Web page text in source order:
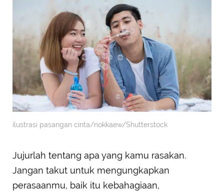
ilustrasi pasangan cinta/nokkaew/Shutterstock
Jujurlah tentang apa yang kamu rasakan.
Jangan takut untuk mengungkapkan
perasaanmu, baik itu kebahagiaan,